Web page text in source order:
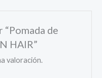
“Pomada de
HAIR”
valoración.